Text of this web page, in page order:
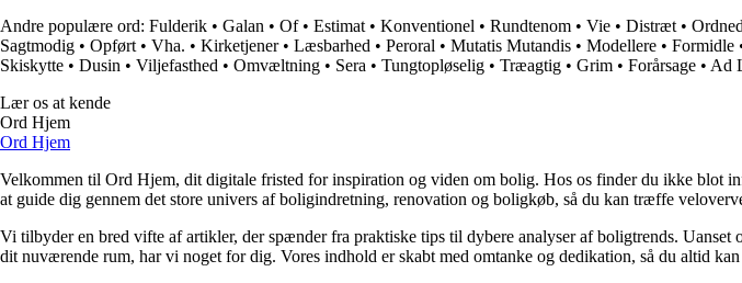
Andre populære ord: Fulderik • Galan • Of• Estimat • Konventionel • Rundtenom • Vie • Distræt •
Sagtmodig • Opført • Vha. • Kirketjener• Læsbarhed • Peroral • Mutatis Mutandis • Modellere • Formidle
Skiskytte • Dusin • Viljefasthed • Omvæltning • Sera • Tungtopløselig • Træagtig • Grim • Forårsage • Ad
Lær os at kende
Ord Hjem
Ord Hjem
Velkommen til Ord Hjem, dit digitale fristed for inspiration og viden om bolig. Hos os finder du ikke blot
at guide dig gennem det store univers af boligindretning, renovation og boligkøb, så du kan træffe
Vi tilbyder en bred vifte af artikler, der spænder fra praktiske tips til dybere analyser af boligtrends.
dit nuværende rum, har vi noget for dig. Vores indhold er skabt med omtanke og dedikation, så du altid